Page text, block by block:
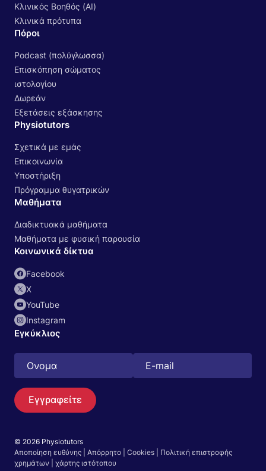
Αναζήτηση
Κλινικός Βοηθός (AI)
Κλινικά πρότυπα
Πόροι
Podcast (πολύγλωσσα)
Επισκόπηση σώματος
ιστολογίου
Δωρεάν
Εξετάσεις εξάσκησης
Physiotutors
Σχετικά με εμάς
Επικοινωνία
Υποστήριξη
Πρόγραμμα θυγατρικών
Μαθήματα
Διαδικτυακά μαθήματα
Μαθήματα με φυσική παρουσία
Κοινωνικά δίκτυα
Facebook
Χ
YouTube
Instagram
Εγκύκλιος
Εγγραφείτε
© 2026 Physiotutors
Αποποίηση ευθύνης
Απόρρητο Cookies
Πολιτική επιστροφής
χρημάτων
χάρτης ιστότοπου